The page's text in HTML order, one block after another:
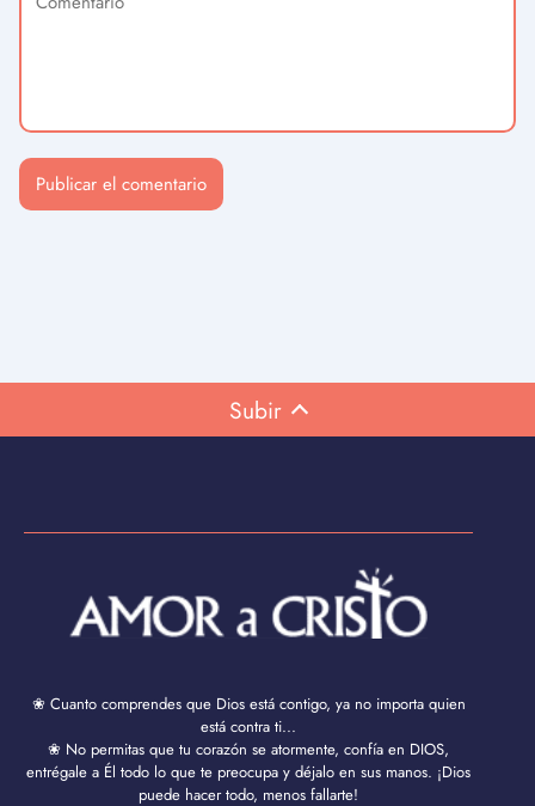
Subir
❀ Cuanto comprendes que Dios está contigo, ya no importa quien
está contra ti...
❀ No permitas que tu corazón se atormente, confía en DIOS,
entrégale a Él todo lo que te preocupa y déjalo en sus manos. ¡Dios
puede hacer todo, menos fallarte!